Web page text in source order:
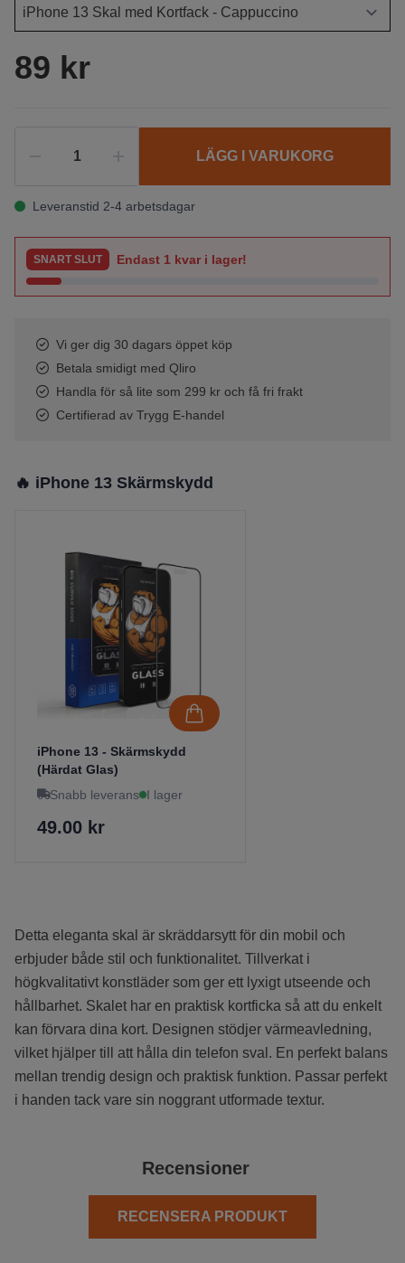
89 kr
LÄGG I VARUKORG
Leveranstid 2-4 arbetsdagar
SNART SLUT Endast 1 kvar i lager!
Vi ger dig 30 dagars öppet köp
Betala smidigt med Qliro
Handla för så lite som 299 kr och få fri frakt
Certifierad av Trygg E-handel
🔥 iPhone 13 Skärmskydd
iPhone 13 - Skärmskydd
(Härdat Glas)
Snabb leverans I lager
49.00 kr
Detta eleganta skal är skräddarsytt för din mobil och
erbjuder både stil och funktionalitet. Tillverkat i
högkvalitativt konstläder som ger ett lyxigt utseende och
hållbarhet. Skalet har en praktisk kortficka så att du enkelt
kan förvara dina kort. Designen stödjer värmeavledning,
vilket hjälper till att hålla din telefon sval. En perfekt balans
mellan trendig design och praktisk funktion. Passar perfekt
i handen tack vare sin noggrant utformade textur.
Recensioner
RECENSERA PRODUKT